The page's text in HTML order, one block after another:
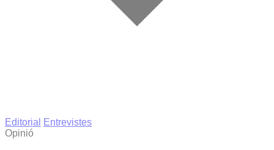
Editorial
Entrevistes
Opinió